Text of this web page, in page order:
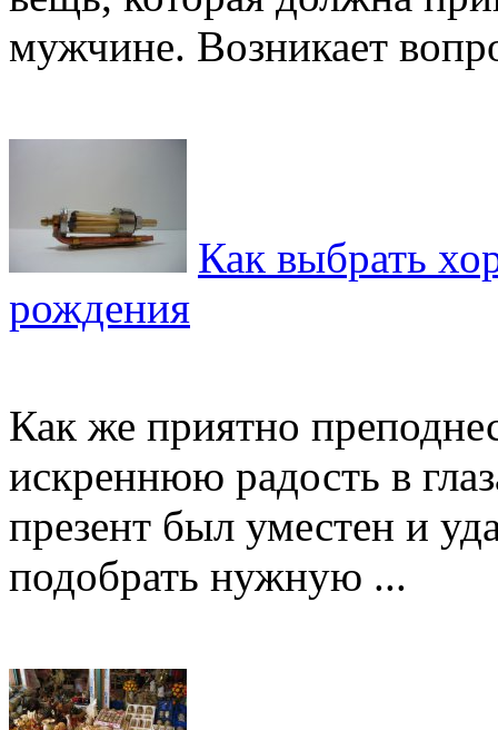
мужчине. Возникает
Как выбрать
рождения
Как же приятно
искреннюю радость в
презент был уместен и
подобрать нужную ...